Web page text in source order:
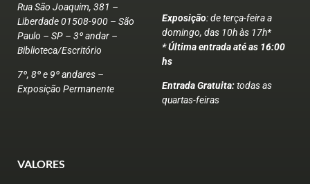
Rua São Joaquim, 381 –
Liberdade 01508-900 – São
Paulo – SP – 3º andar –
Biblioteca/Escritório
7º, 8º e 9º andares –
Exposição Permanente
Exposição: de terça-feira a
domingo, das 10h às 17h*
* Última entrada até as 16:00
hs
Entrada Gratuita:todas as
quartas-feiras
VALORES